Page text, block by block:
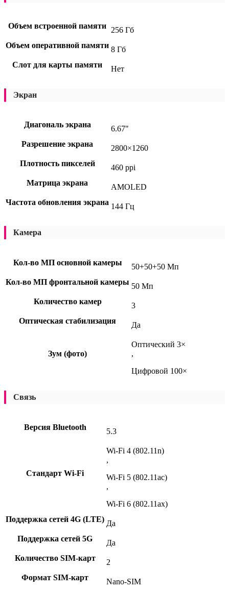
Объем встроенной памяти 256 Гб
Объем оперативной памяти 8 Гб
Слот для карты памяти
Нет
Экран
Диагональ экрана
6.67"
Разрешение экрана
2800×1260
Плотность пикселей
460 ppi
Матрица экрана
AMOLED
Частота обновления экрана 144 Гц
Камера
Кол-во МП основной камеры
50+50+50 Мп
Кол-во МП фронтальной камеры 50 Мп
Количество камер
3
Оптическая стабилизация
Да
Зум (фото)
Оптический 3×
,
Цифровой 100×
Связь
Версия Bluetooth 5.3
Стандарт Wi-Fi
Wi-Fi 4 (802.11n)
,
Wi-Fi 5 (802.11ac)
,
Wi-Fi 6 (802.11ax)
Поддержка сетей 4G (LTE) Да
Поддержка сетей 5G
Да
Количество SIM-карт
2
Формат SIM-карт
Nano-SIM